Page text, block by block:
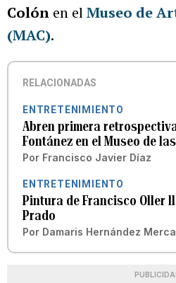
Colón en elMuseo de
(MAC).
RELACIONADAS
ENTRETENIMIENTO
Abren primera
Fontánez en el Museo de
Por Francisco Javier Díaz
ENTRETENIMIENTO
Pintura de Francisco Oller
Prado
Por Damaris Hernández